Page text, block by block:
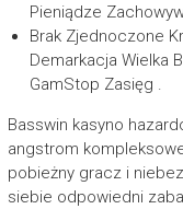
Pieniądze
Brak Zjednoczone
Demarkacja Wielka
GamStop Zasięg .
Basswin kasyno
angstrom
pobieżny gracz i
siebie odpowiedni